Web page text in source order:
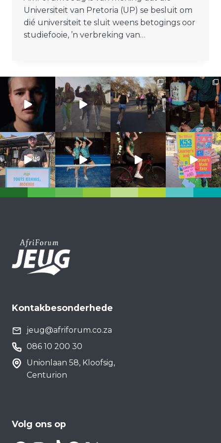
Universiteit van Pretoria (UP) se besluit om
dié universiteit te sluit weens betogings oor
studiefooie, ’n verbreking van…
Kontakbesonderhede
jeug@afriforum.co.za
086 10 200 30
Unionlaan 58, Kloofsig,
Centurion
Volg ons op